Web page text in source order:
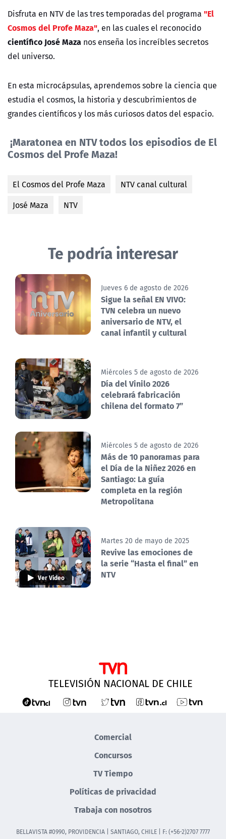
Disfruta en NTV de las tres temporadas del programa "El
Cosmos del Profe Maza", en las cuales el reconocido
científico José Maza nos enseña los increíbles secretos
del universo.
En esta microcápsulas, aprendemos sobre la ciencia que
estudia el cosmos, la historia y descubrimientos de
grandes científicos y los más curiosos datos del espacio.
¡Maratonea en NTV todos los episodios de El
Cosmos del Profe Maza!
El Cosmos del Profe Maza
NTV canal cultural
José Maza
NTV
Te podría interesar
Jueves 6 de agosto de 2026
Sigue la señal EN VIVO:
TVN celebra un nuevo
aniversario de NTV, el
canal infantil y cultural
Miércoles 5 de agosto de 2026
Día del Vinilo 2026
celebrará fabricación
chilena del formato 7”
Miércoles 5 de agosto de 2026
Más de 10 panoramas para
el Día de la Niñez 2026 en
Santiago: La guía
completa en la región
Metropolitana
Ver Video
Martes 20 de mayo de 2025
Revive las emociones de
la serie “Hasta el final” en
NTV
TELEVISIÓN NACIONAL DE CHILE
Comercial
Concursos
TV Tiempo
Políticas de privacidad
Trabaja con nosotros
BELLAVISTA #0990, PROVIDENCIA | SANTIAGO, CHILE | F: (+56-2)2707 7777